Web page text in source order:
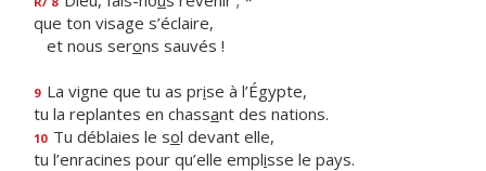
que ton visage s’éclaire,
et nous serons sauvés !
9 La vigne que tu as prise à l’Égypte,
tu la replantes en chassant des nations.
10 Tu déblaies le sol devant elle,
tu l’enracines pour qu’elle emplisse le pays.